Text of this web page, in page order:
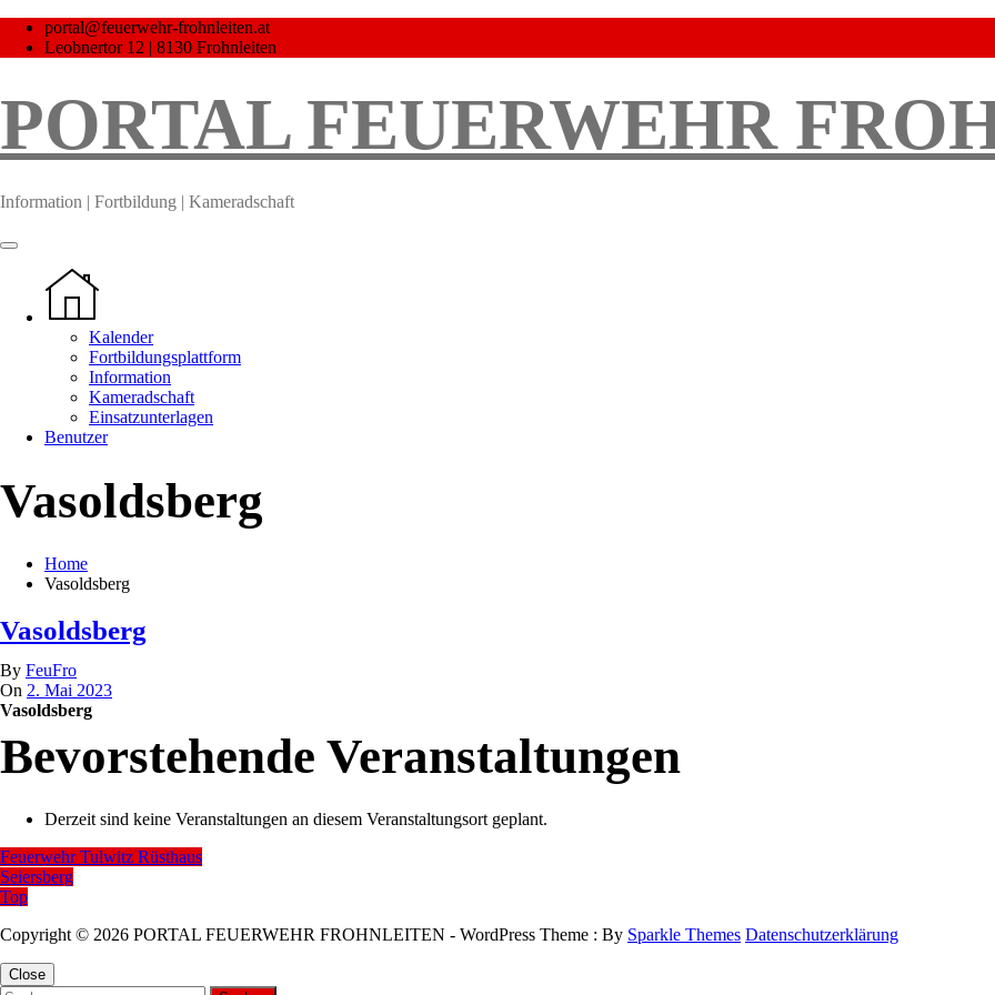
Skip
portal@feuerwehr-frohnleiten.at
Leobnertor 12 | 8130 Frohnleiten
PORTAL FEUERWEHR
Information | Fortbildung | Kameradschaft
Kalender
Fortbildungsplattform
Information
Kameradschaft
Einsatzunterlagen
Benutzer
Vasoldsberg
Home
Vasoldsberg
Vasoldsberg
By FeuFro
On 2. Mai 2023
Vasoldsberg
Bevorstehende Veranstaltungen
Derzeit sind keine Veranstaltungen an diesem Veranstaltungsort geplant.
Beitragsnavigation
Feuerwehr Tulwitz Rüsthaus
Seiersberg
Top
Copyright © 2026 PORTAL FEUERWEHR FROHNLEITEN - WordPress Theme : By Sparkle Themes Datenschutzerklärung
Close